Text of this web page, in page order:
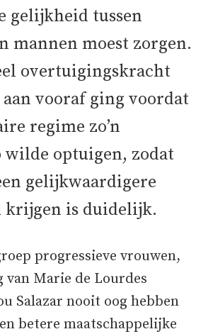
gelijkheid tussen
mannen moest zorgen.
overtuigingskracht
vooraf ging voordat
regime zo’n
optuigen, zodat
gelijkwaardigere
krijgen is duidelijk.
progressieve vrouwen,
van Marie de Lourdes
Salazar nooit oog hebben
betere maatschappelijke